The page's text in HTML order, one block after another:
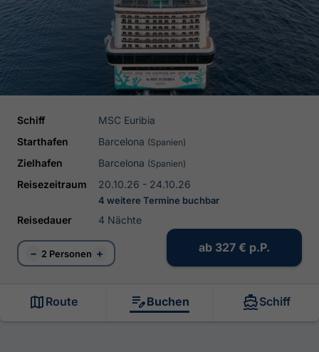
Schiff
MSC Euribia
Starthafen
Barcelona (Spanien)
Zielhafen Barcelona (Spanien)
Reisezeitraum 20.10.26 - 24.10.26
4 weitere Termine buchbar
Reisedauer 4 Nächte
− 2 Personen + ab 327 € p.P.
Route Buchen Schiff